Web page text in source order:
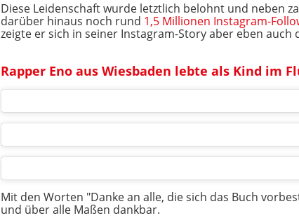
Diese Leidenschaft wurde letztlich belohnt und neben
darüber hinaus noch rund 1,5 Millionen Instagram-
zeigte er sich in seiner Instagram-Story aber eben auch
Rapper Eno aus Wiesbaden lebte als Kind im
Mit den Worten "Danke an alle, die sich das Buch
und über alle Maßen dankbar.